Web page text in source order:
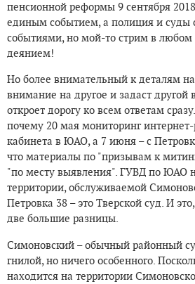
пенсионной реформы 9 сентября
единым событием, а полиция и суды
событиями, но мой-то стрим в
деянием!
Но более внимательный к деталям
внимание на другое и задаст другой
откроет дорогу ко всем ответам
почему 20 мая мониторинг интернет-
кабинета в ЮАО, а 7 июня – с
что материалы по "призывам к
"по месту выявления". ГУВД по ЮАО
территории, обслуживаемой
Петровка 38 – это Тверской суд. И
две большие разницы.
Симоновский – обычный районный
гнилой, но ничего особенного.
находится на территории